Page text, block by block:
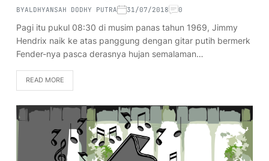
BYALDHYANSAH DODHY PUTRA 31/07/2018 0
Pagi itu pukul 08:30 di musim panas tahun 1969, Jimmy
Hendrix naik ke atas panggung dengan gitar putih bermerk
Fender-nya pasca derasnya hujan semalaman…
READ MORE